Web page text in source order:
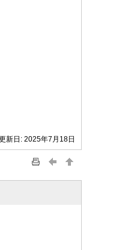
新日: 2025年7月18日